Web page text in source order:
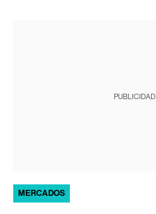
PUBLICIDAD
MERCADOS